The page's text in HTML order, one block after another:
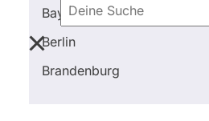
Bayern
Berlin
Brandenburg
Deine
Suche
Startseite Frage stellen